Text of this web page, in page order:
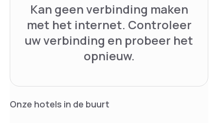
Kan geen verbinding maken
met het internet. Controleer
uw verbinding en probeer het
opnieuw.
Onze hotels in de buurt